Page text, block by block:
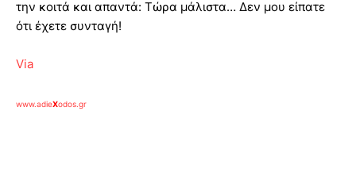
την κοιτά και απαντά: Τώρα μάλιστα… Δεν μου είπατε
ότι έχετε συνταγή!
Via
www.adieXodos.gr